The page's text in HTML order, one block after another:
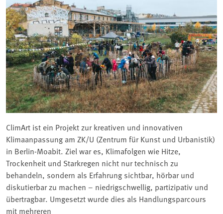
ClimArt ist ein Projekt zur kreativen und innovativen
Klimaanpassung am ZK/U (Zentrum für Kunst und Urbanistik)
in Berlin-Moabit. Ziel war es, Klimafolgen wie Hitze,
Trockenheit und Starkregen nicht nur technisch zu
behandeln, sondern als Erfahrung sichtbar, hörbar und
diskutierbar zu machen – niedrigschwellig, partizipativ und
übertragbar. Umgesetzt wurde dies als Handlungsparcours
mit mehreren